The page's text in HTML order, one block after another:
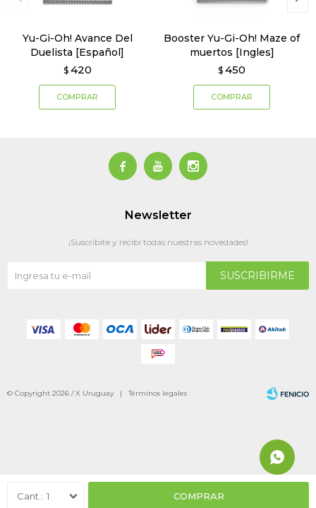
1 COMPRAR
Yu-Gi-Oh! Avance Del
Duelista [Español]
$ 420
Booster Yu-Gi-Oh! Maze of
muertos [Ingles]
$ 450
  
Newsletter
¡Suscribite y recibí todas nuestras novedades!
SUSCRIBIRME
© Copyright 2026 / X Uruguay |Términos legales